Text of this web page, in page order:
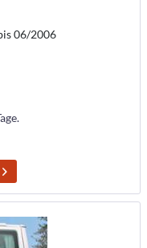
06/2006